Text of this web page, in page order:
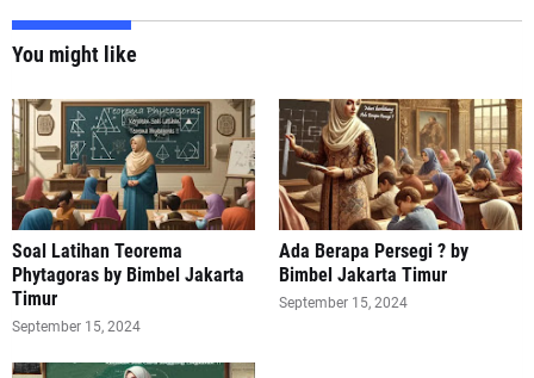
You might like
Soal Latihan Teorema
Phytagoras by Bimbel Jakarta
Timur
September 15, 2024
Ada Berapa Persegi ? by
Bimbel Jakarta Timur
September 15, 2024